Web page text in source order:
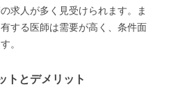
求人が多く見受けられます。ま
する医師は需要が高く、条件面
。
トとデメリット